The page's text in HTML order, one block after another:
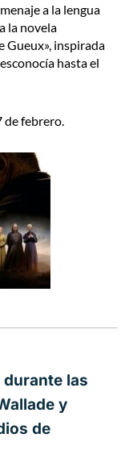
a la lengua
la novela
Gueux», inspirada
hasta el
de febrero.
las
y
de